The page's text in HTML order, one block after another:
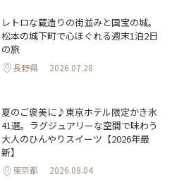
レトロな蔵造りの街並みと国宝の城。
松本の城下町で心ほぐれる週末1泊2日
の旅
長野県 2026.07.28
夏のご褒美に♪東京ホテル限定かき氷
41選。ラグジュアリーな空間で味わう
大人のひんやりスイーツ【2026年最
新】
東京都 2026.08.04